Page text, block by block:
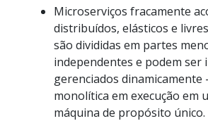
Microserviços fracamente
distribuídos, elásticos e
são divididas em partes
independentes e podem ser
gerenciados dinamicamente
monolítica em execução em
máquina de propósito único.